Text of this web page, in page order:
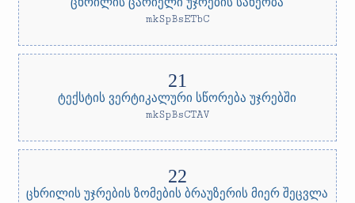
mkSpBsETbC
ტექსტის ვერტიკალური სწორება უჯრებში
mkSpBsCTAV
ცხრილის უჯრების ზომების ბრაუზერის მიერ შეცვლა